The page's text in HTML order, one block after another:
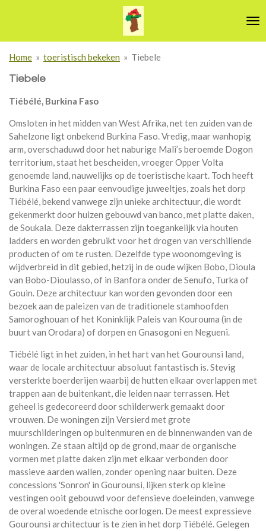
hoofdinhoud
Home » toeristisch bekeken » Tiebele
Tiebele
Tiébélé, Burkina Faso
Omsloten in het midden van West Afrika, net ten zuiden van de
Sahelzone ligt onbekend Burkina Faso. Vredig, maar wanhopig
arm, overschaduwd door het naburige Mali’s beroemde Dogon
territorium, staat het bescheiden, vroeger Opper Volta
genoemde land, nauwelijks op de toeristische kaart. Toch heeft
Burkina Faso een paar eenvoudige juweeltjes, zoals het dorp
Tiébélé, bekend vanwege zijn unieke architectuur, die wordt
gekenmerkt door huizen gebouwd van banco, met platte daken,
de Soukala. Deze dakterrassen zijn toegankelijk via houten
ladders en worden gebruikt voor het drogen van verschillende
producten of om te rusten. Dezelfde type woonomgeving is
wijdverbreid in dit gebied, hetzij in de oude wijken Bobo, Dioula
van Bobo-Dioulasso, of in Banfora onder de Senufo, Turka of
Gouin. Deze architectuur kan worden gevonden door een
bezoek aan de paleizen van de traditionele stamhoofden
Samoroghouan of het Koninklijk Paleis van Kourouma (in de
buurt van Orodara) of dorpen en Gnasogoni en Negueni.
Tiébélé ligt in het zuiden, in het hart van het Gourounsi land,
waar de locale architectuur absoluut fantastisch is. Stevig
versterkte boerderijen waarbij de hutten elkaar overlappen met
trappen aan de buitenkant, die leiden naar terrassen. Het
geheel is gedecoreerd door schilderwerk gemaakt door
vrouwen. De woningen zijn Versierd met grote
muurschilderingen op buitenmuren en de binnenwanden van de
woningen. Ze staan altijd op de grond, maar de organische
vormen met platte daken zijn met elkaar verbonden door
massieve aarden wallen, zonder opening naar buiten. Deze
concessions 'Sonron' in Gourounsi, lijken sterk op kleine
vestingen ooit gebouwd voor defensieve doeleinden, vanwege
de overal woedende etnische oorlogen. De meest expressieve
Gourounsi architectuur is te zien in het dorp Tiébélé. Gelegen